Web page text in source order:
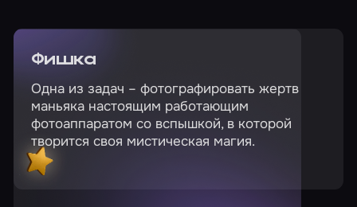
Фишка
Одна из задач – фотографировать жертв
маньяка настоящим работающим
фотоаппаратом со вспышкой, в которой
творится своя мистическая магия.